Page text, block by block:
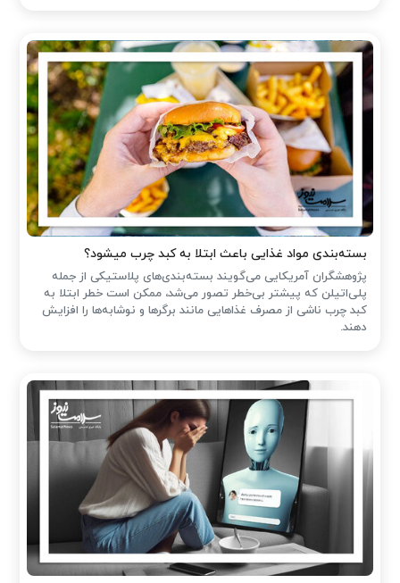
بسته‌بندی مواد غذایی باعث ابتلا به کبد چرب میشود؟
پژوهشگران آمریکایی می‌گویند بسته‌بندی‌های پلاستیکی از جمله
پلی‌اتیلن که پیشتر بی‌خطر تصور می‌شد، ممکن است خطر ابتلا به
کبد چرب ناشی از مصرف غذاهایی مانند برگرها و نوشابه‌ها را افزایش
دهند.